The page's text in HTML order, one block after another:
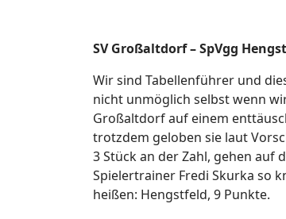
SV Großaltdorf – SpVgg
Wir sind Tabellenführer und
nicht unmöglich selbst wenn
Großaltdorf auf einem
trotzdem geloben sie laut
3 Stück an der Zahl, gehen auf
Spielertrainer Fredi Skurka so
heißen: Hengstfeld, 9 Punkte.